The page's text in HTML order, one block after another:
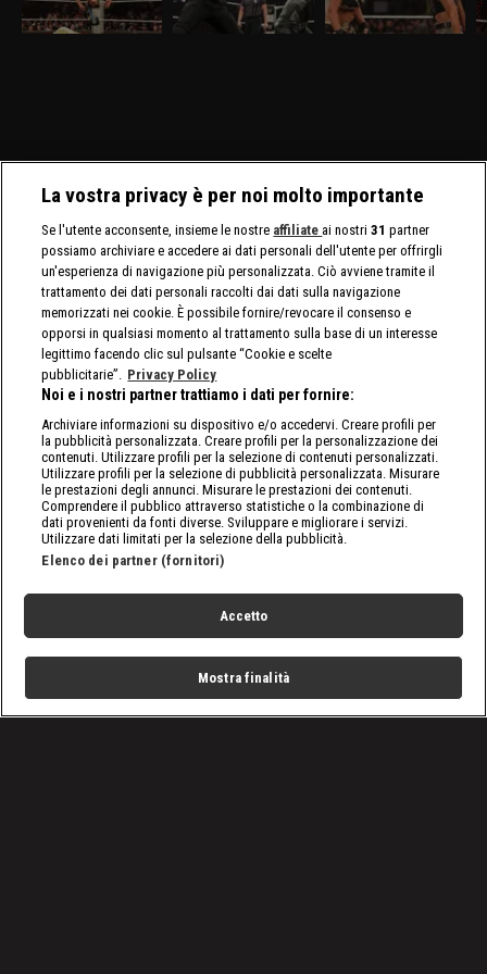
Square Garden ci sono in
palio i titoli tag team
affrontano Logan Paul e
Austin Theory. Sarà
in palio il Titolo
Intercontinentale contro
La vostra privacy è per noi molto importante
Se l'utente acconsente, insieme le nostre affiliate ai nostri31 partner
possiamo archiviare e accedere ai dati personali dell'utente per offrirgli
un'esperienza di navigazione più personalizzata. Ciò avviene tramite il
trattamento dei dati personali raccolti dai dati sulla navigazione
memorizzati nei cookie. È possibile fornire/revocare il consenso e
opporsi in qualsiasi momento al trattamento sulla base di un interesse
legittimo facendo clic sul pulsante “Cookie e scelte
pubblicitarie”. Privacy Policy
Noi e i nostri partner trattiamo i dati per fornire:
Archiviare informazioni su dispositivo e/o accedervi. Creare profili per
la pubblicità personalizzata. Creare profili per la personalizzazione dei
contenuti. Utilizzare profili per la selezione di contenuti personalizzati.
Utilizzare profili per la selezione di pubblicità personalizzata. Misurare
le prestazioni degli annunci. Misurare le prestazioni dei contenuti.
Comprendere il pubblico attraverso statistiche o la combinazione di
dati provenienti da fonti diverse. Sviluppare e migliorare i servizi.
Utilizzare dati limitati per la selezione della pubblicità.
Elenco dei partner (fornitori)
Accetto
Mostra finalità